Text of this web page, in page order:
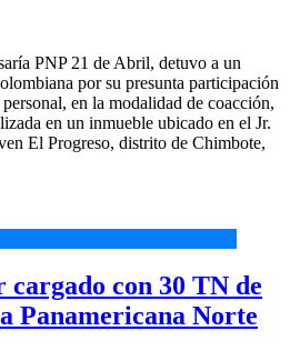
PNP 21 de Abril, detuvo a un
por su presunta participación
en la modalidad de coacción,
en un inmueble ubicado en el Jr.
El Progreso, distrito de Chimbote,
con 30 TN de
Panamericana Norte